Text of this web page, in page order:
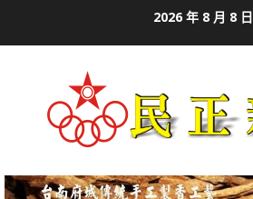
2026 年 8 月 8 日